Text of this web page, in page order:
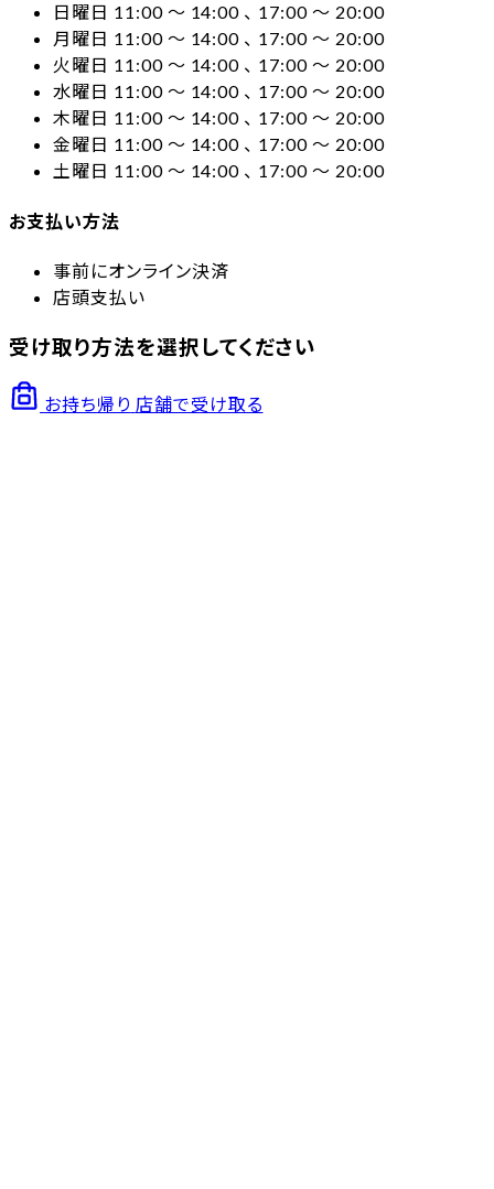
日曜日 11:00 〜 14:00 、 17:00 〜 20:00
月曜日 11:00 〜 14:00 、 17:00 〜 20:00
火曜日 11:00 〜 14:00 、 17:00 〜 20:00
水曜日 11:00 〜 14:00 、 17:00 〜 20:00
木曜日 11:00 〜 14:00 、 17:00 〜 20:00
金曜日 11:00 〜 14:00 、 17:00 〜 20:00
土曜日 11:00 〜 14:00 、 17:00 〜 20:00
お支払い方法
事前にオンライン決済
店頭支払い
受け取り方法を選択してください
お持ち帰り 店舗で受け取る